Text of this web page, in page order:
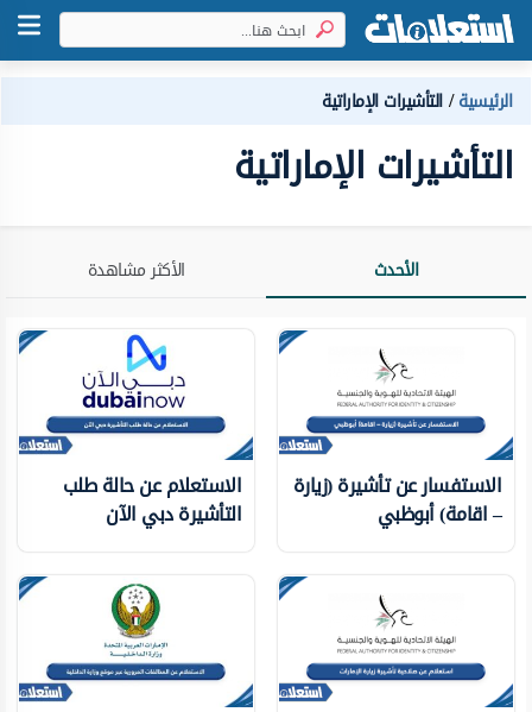
الرئيسية التأشيرات الإماراتية
التأشيرات الإماراتية
الأحدث الأكثر مشاهدة
الاستفسار عن تأشيرة (زيارة
– اقامة) أبوظبي
الاستعلام عن حالة طلب
التأشيرة دبي الآن